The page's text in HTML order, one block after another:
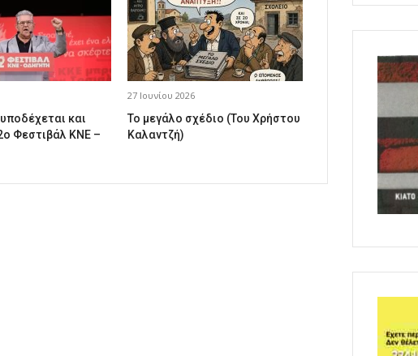
και
Φεστιβάλ ΚΝΕ –
27 Ιουνίου 2026
Το μεγάλο σχέδιο (Του Χρήστου
Καλαντζή)